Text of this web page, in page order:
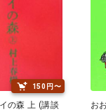
150円〜
の森 上 (講談
お